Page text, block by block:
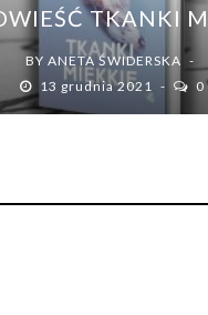
TKANKI
BY ANETA ŚWIDERSKA
13 grudnia 2021
0